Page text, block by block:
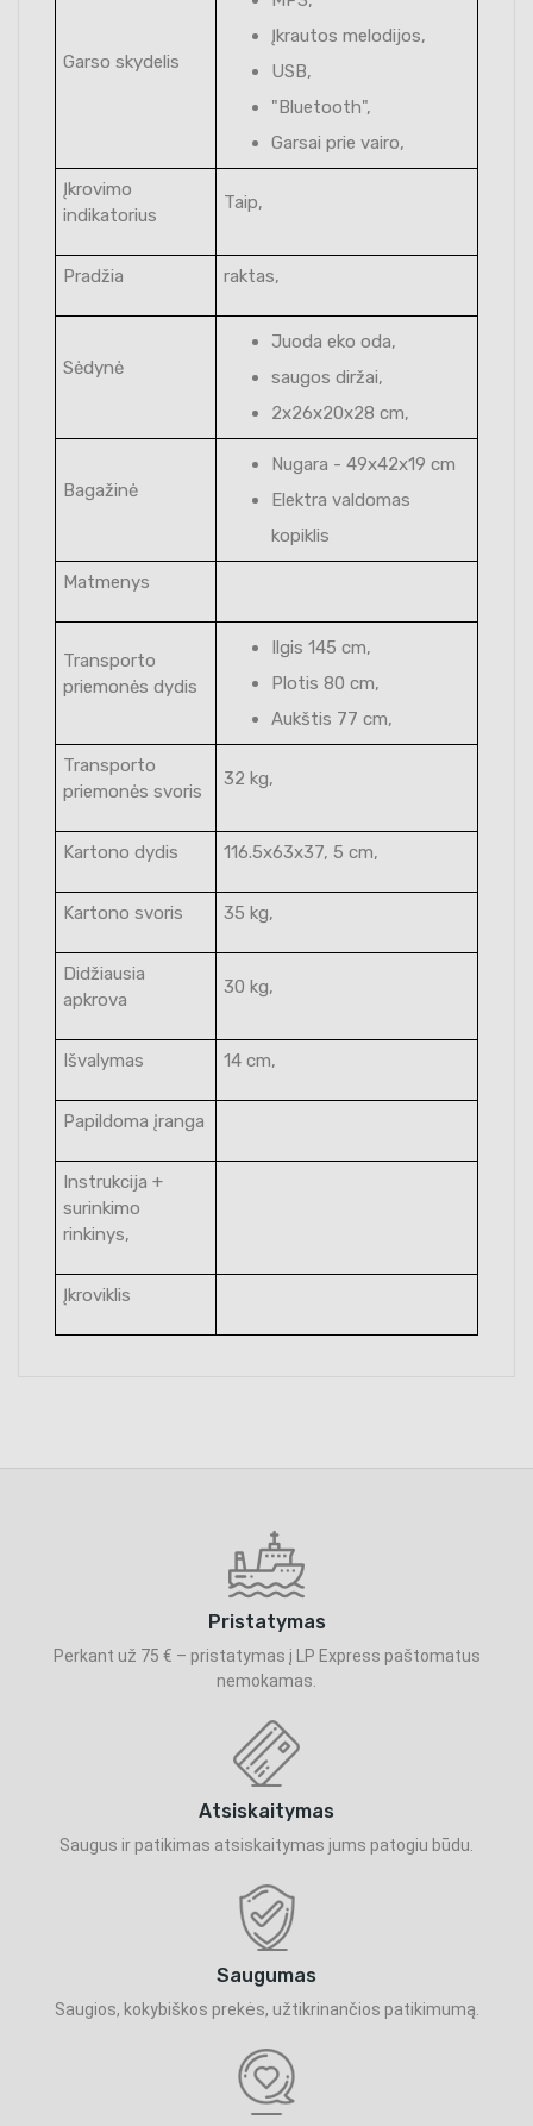
Garso skydelis
Įkrautos melodijos,
USB,
"Bluetooth",
Garsai prie vairo,
Įkrovimo
indikatorius
Taip,
Pradžia raktas,
Sėdynė
Juoda eko oda,
saugos diržai,
2x26x20x28 cm,
Bagažinė
Nugara - 49x42x19 cm
Elektra valdomas
kopiklis
Matmenys
Transporto
priemonės dydis
Ilgis 145 cm,
Plotis 80 cm,
Aukštis 77 cm,
Transporto
priemonės svoris
32 kg,
Kartono dydis 116.5x63x37, 5 cm,
Kartono svoris 35 kg,
Didžiausia
apkrova
30 kg,
Išvalymas 14 cm,
Papildoma įranga
Instrukcija +
surinkimo
rinkinys,
Įkroviklis
Pristatymas
Perkant už 75 € – pristatymas į LP Express paštomatus
nemokamas.
Atsiskaitymas
Saugus ir patikimas atsiskaitymas jums patogiu būdu.
Saugumas
Saugios, kokybiškos prekės, užtikrinančios patikimumą.